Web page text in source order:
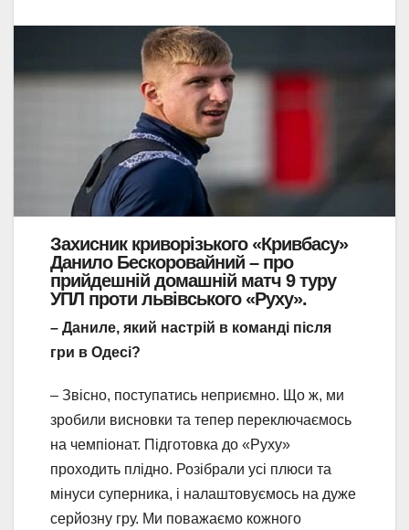
Захисник криворізького «Кривбасу»
Данило Бескоровайний – про
прийдешній домашній матч 9 туру
УПЛ проти львівського «Руху».
– Даниле, який настрій в команді після
гри в Одесі?
– Звісно, поступатись неприємно. Що ж, ми
зробили висновки та тепер переключаємось
на чемпіонат. Підготовка до «Руху»
проходить плідно. Розібрали усі плюси та
мінуси суперника, і налаштовуємось на дуже
серйозну гру. Ми поважаємо кожного